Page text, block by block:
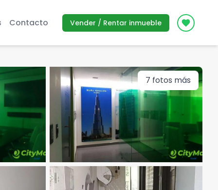
Contacto Vender / Rentar inmueble Icon
7 fotos más